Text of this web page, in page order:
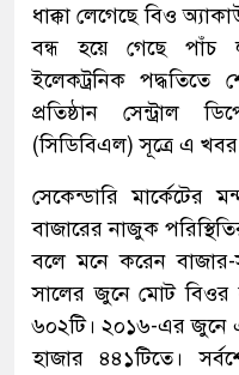
ধাক্কা লেগেছে বিও
বন্ধ হয়ে গেছে পাঁচ
ইলেকট্রনিক পদ্ধতিতে
প্রতিষ্ঠান সেন্ট্রাল
(সিডিবিএল) সূত্রে এ খবর
সেকেন্ডারি মার্কেটের
বাজারের নাজুক
বলে মনে করেন বাজার-
সালের জুনে মোট বিওর
৬০২টি। ২০১৬-এর জুনে
হাজার ৪৪১টিতে।